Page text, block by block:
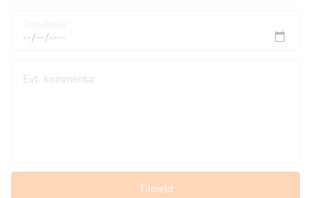
Evt. kommentar
Tilmeld